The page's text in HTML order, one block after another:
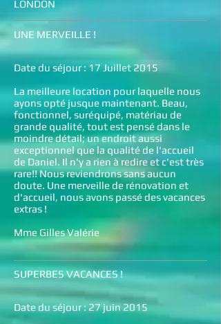
LONDON
UNE MERVEILLE !
Date du séjour : 17 Juillet 2015
La meilleure location pour laquelle nous
ayons opté jusque maintenant. Beau,
fonctionnel, suréquipé, matériau de
grande qualité, tout est pensé dans le
moindre détail; un endroit aussi
exceptionnel que la qualité de l'accueil
de Daniel. Il n'y a rien à redire et c'est très
rare!! Nous reviendrons sans aucun
doute. Une merveille de rénovation et
d'accueil, nous avons passé des vacances
extras !
Mme Gilles Valérie
SUPERBES VACANCES !
Date du séjour : 27 juin 2015